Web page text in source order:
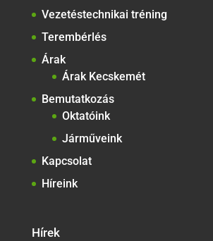
Vezetéstechnikai tréning
Terembérlés
Árak
Árak Kecskemét
Bemutatkozás
Oktatóink
Járműveink
Kapcsolat
Híreink
Hírek